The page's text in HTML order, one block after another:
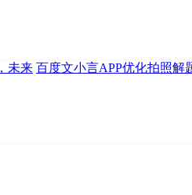
未来 百度文小言APP优化拍照解